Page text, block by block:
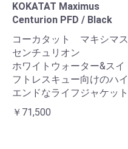
KOKATAT Maximus
Centurion PFD / Black
コーカタット マキシマス
センチュリオン
ホワイトウォーター&スイ
フトレスキュー向けのハイ
エンドなライフジャケット
￥71,500